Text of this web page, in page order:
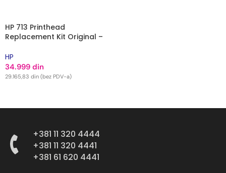
HP 713 Printhead
Replacement Kit Original –
HP
34.999 din
29.165,83 din (bez PDV-a)
+381 11 320 4444
+381 11 320 4441
+381 61 620 4441